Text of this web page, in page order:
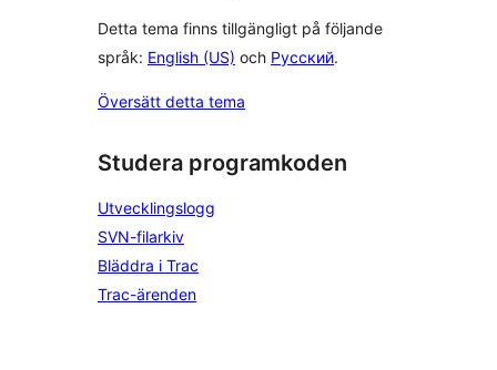
Detta tema finns tillgängligt på följande
språk: English (US) och Русский.
Översätt detta tema
Studera programkoden
Utvecklingslogg
SVN-filarkiv
Bläddra i Trac
Trac-ärenden